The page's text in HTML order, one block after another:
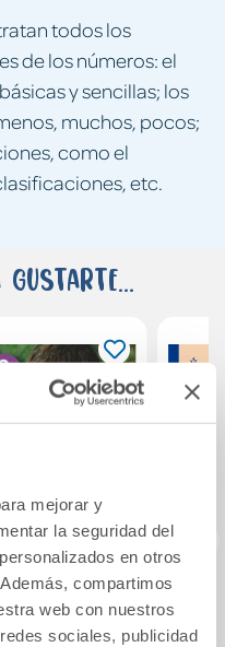
mejorar y
la seguridad del
en otros
compartimos
web con nuestros
sociales, publicidad
todos los
de los números: el
y sencillas; los
muchos, pocos;
como el
etc.
gustarte...
de
educación
Mi